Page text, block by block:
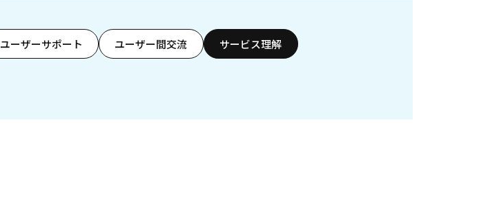
ユーザーサポート ユーザー間交流 サービス理解